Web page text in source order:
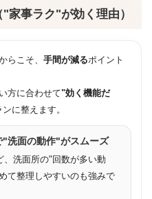
家事ラク"が効く理由）
らこそ、 手間が減るポイント
方に合わせて"効く機能だ
に整えます。
"洗面の動作"がスムーズ
、洗面所の"回数が多い動
て整理しやすいのも強みで